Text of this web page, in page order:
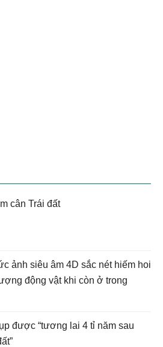
cân Trái đất
ảnh siêu âm 4D sắc nét hiếm hoi
động vật khi còn ở trong
được “tương lai 4 tỉ năm sau